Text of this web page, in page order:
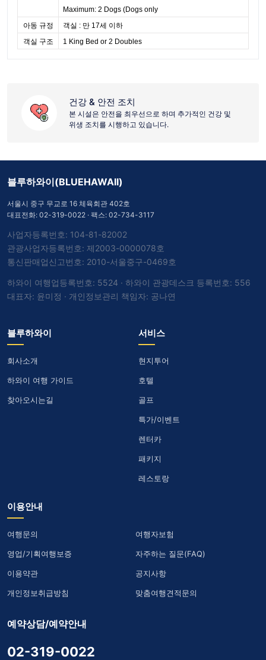
Maximum: 2 Dogs (Dogs only
아동 규정
객실 : 만 17세 이하
객실 구조
1 King Bed or 2 Doubles
건강 & 안전 조치
본 시설은 안전을 최우선으로 하며 추가적인 건강 및
위생 조치를 시행하고 있습니다.
블루하와이(BLUEHAWAII)
서울시 중구 무교로 16 체육회관 402호
대표전화: 02-319-0022 · 팩스: 02-734-3117
사업자등록번호: 104-81-82002
관광사업자등록번호: 제2003-0000078호
통신판매업신고번호: 2010-서울중구-0469호
하와이 여행업등록번호: 5524 · 하와이 관광데스크 등록번호: 556
대표자: 윤미정 · 개인정보관리 책임자: 공나연
블루하와이
회사소개
하와이 여행 가이드
찾아오시는길
서비스
현지투어
호텔
골프
특가/이벤트
렌터카
패키지
레스토랑
이용안내
여행문의 여행자보험
영업/기획여행보증 자주하는 질문(FAQ)
이용약관 공지사항
개인정보취급방침 맞춤여행견적문의
예약상담/예약안내
02-319-0022